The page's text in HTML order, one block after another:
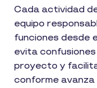
Cada actividad
equipo
funciones desde
evita
proyecto y
conforme avanza